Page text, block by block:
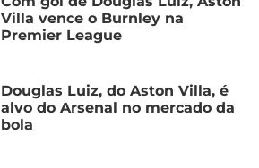
Villa vence o Burnley na
Premier League
Douglas Luiz, do Aston Villa, é
alvo do Arsenal no mercado da
bola